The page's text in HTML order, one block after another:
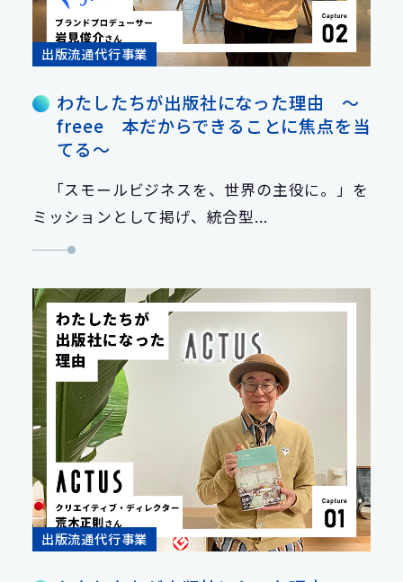
出版流通代行事業
わたしたちが出版社になった理由 ～
freee 本だからできることに焦点を当
てる～
「スモールビジネスを、世界の主役に。」を
ミッションとして掲げ、統合型...
出版流通代行事業